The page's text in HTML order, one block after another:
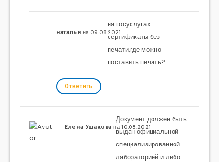
наталья на 09.08.2021
на госуслугах
сертификаты без
печати,где можно
поставить печать?
Ответить
Елена Ушакова на 10.08.2021
Документ должен быть
выдан официальной
специализированной
лабораторией и либо